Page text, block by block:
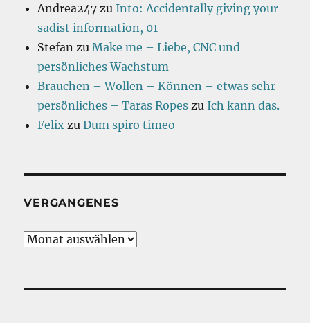
Andrea247 zuInto: Accidentally giving your
sadist information, 01
Stefan zu Make me – Liebe, CNC und
persönliches Wachstum
Brauchen – Wollen – Können – etwas sehr
persönliches – Taras Ropes zuIch kann das.
Felix zuDum spiro timeo
VERGANGENES
Vergangenes